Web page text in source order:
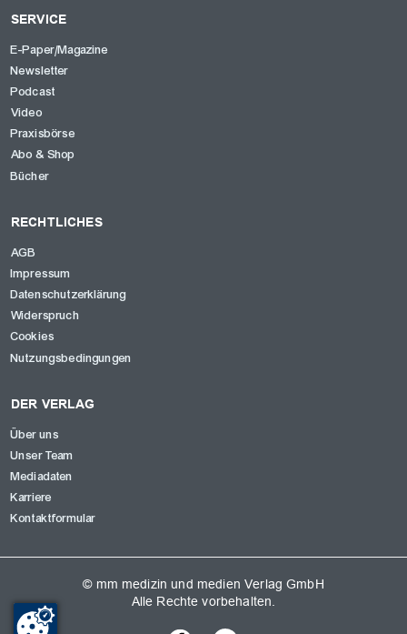
SERVICE
E-Paper/Magazine
Newsletter
Podcast
Video
Praxisbörse
Abo & Shop
Bücher
RECHTLICHES
AGB
Impressum
Datenschutzerklärung
Widerspruch
Cookies
Nutzungsbedingungen
DER VERLAG
Über uns
Unser Team
Mediadaten
Karriere
Kontaktformular
© mm medizin und medien Verlag GmbH
Alle Rechte vorbehalten.